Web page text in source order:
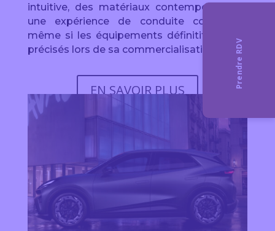
intuitive, des matériaux contemporains et
une expérience de conduite connectée,
même si les équipements définitifs seront
précisés lors de sa commercialisation.
EN SAVOIR PLUS